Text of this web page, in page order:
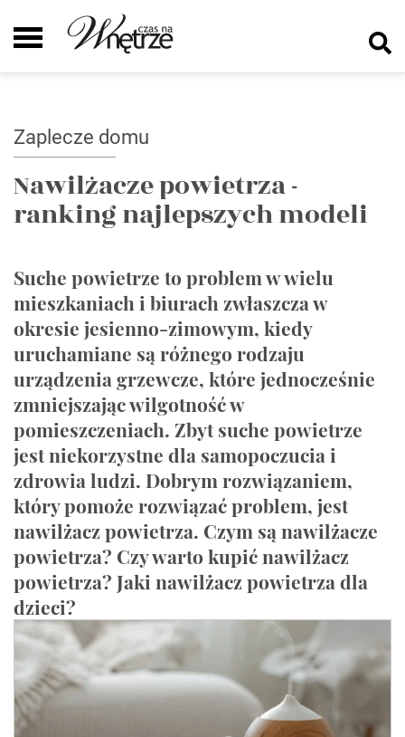
Zaplecze domu
Nawilżacze powietrza -
ranking najlepszych modeli
Suche powietrze to problem w wielu
mieszkaniach i biurach zwłaszcza w
okresie jesienno-zimowym, kiedy
uruchamiane są różnego rodzaju
urządzenia grzewcze, które jednocześnie
zmniejszając wilgotność w
pomieszczeniach. Zbyt suche powietrze
jest niekorzystne dla samopoczucia i
zdrowia ludzi. Dobrym rozwiązaniem,
który pomoże rozwiązać problem, jest
nawilżacz powietrza. Czym są nawilżacze
powietrza? Czy warto kupić nawilżacz
powietrza? Jaki nawilżacz powietrza dla
dzieci?